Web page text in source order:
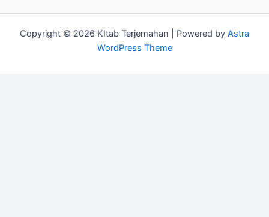
Copyright © 2026 KItab Terjemahan | Powered by Astra
WordPress Theme